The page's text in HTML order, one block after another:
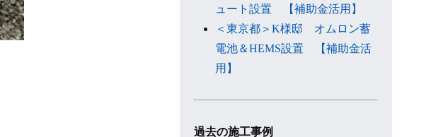
ュート設置 【補助金活用】
＜東京都＞K様邸 オムロン蓄
電池＆HEMS設置 【補助金活
用】
過去の施工事例